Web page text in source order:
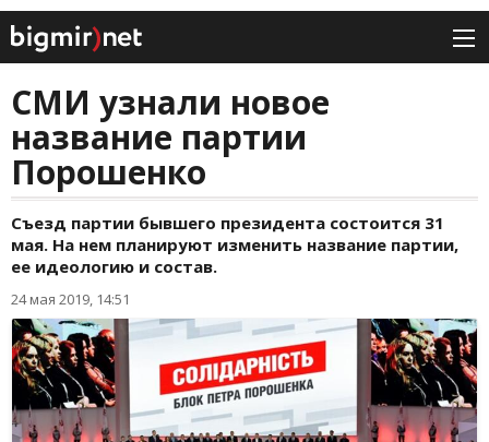
СМИ узнали новое
название партии
Порошенко
Съезд партии бывшего президента состоится 31
мая. На нем планируют изменить название партии,
ее идеологию и состав.
24 мая 2019, 14:51